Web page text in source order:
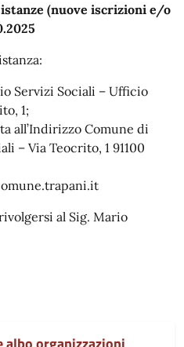
(nuove iscrizioni e/o
Servizi Sociali – Ufficio
1;
all’Indirizzo Comune di
– Via Teocrito, 1 91100
al Sig. Mario